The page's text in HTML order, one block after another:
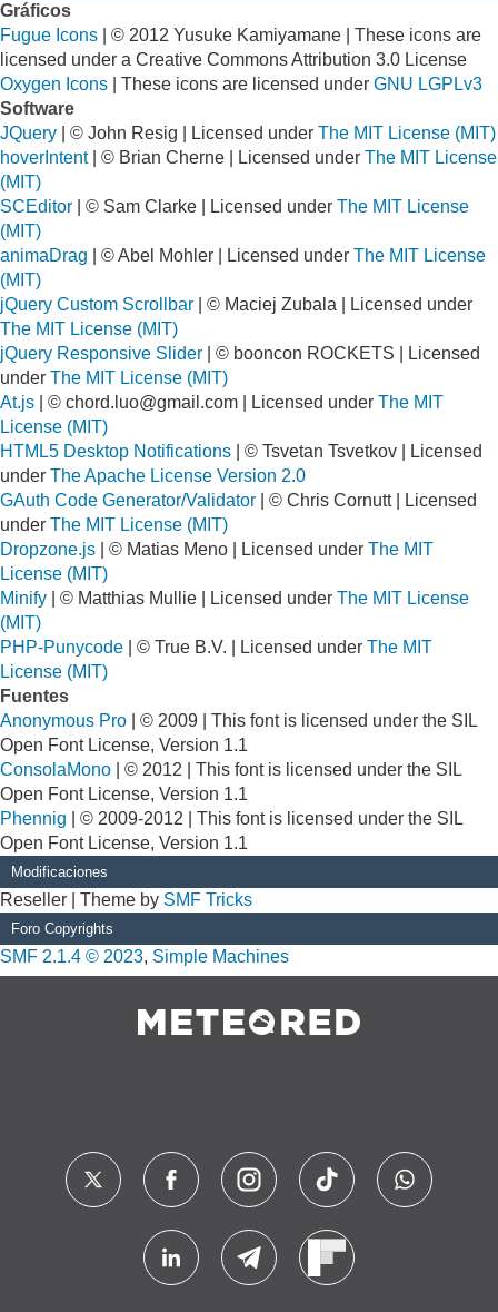
Gráficos
Fugue Icons | © 2012 Yusuke Kamiyamane | These icons are
licensed under a Creative Commons Attribution 3.0 License
Oxygen Icons | These icons are licensed under GNU LGPLv3
Software
JQuery | © John Resig | Licensed under The MIT License (MIT)
hoverIntent| © Brian Cherne | Licensed under The MIT License
(MIT)
SCEditor | © Sam Clarke | Licensed under The MIT License
(MIT)
animaDrag | © Abel Mohler | Licensed under The MIT License
(MIT)
jQuery Custom Scrollbar | © Maciej Zubala | Licensed under
The MIT License (MIT)
jQuery Responsive Slider | © booncon ROCKETS | Licensed
under The MIT License (MIT)
At.js | © chord.luo@gmail.com | Licensed under The MIT
License (MIT)
HTML5 Desktop Notifications | © Tsvetan Tsvetkov | Licensed
under The Apache License Version 2.0
GAuth Code Generator/Validator | © Chris Cornutt | Licensed
under The MIT License (MIT)
Dropzone.js | © Matias Meno | Licensed under The MIT
License (MIT)
Minify | © Matthias Mullie | Licensed under The MIT License
(MIT)
PHP-Punycode | © True B.V. | Licensed under The MIT
License (MIT)
Fuentes
Anonymous Pro | © 2009 | This font is licensed under the SIL
Open Font License, Version 1.1
ConsolaMono | © 2012 | This font is licensed under the SIL
Open Font License, Version 1.1
Phennig | © 2009-2012 | This font is licensed under the SIL
Open Font License, Version 1.1
Modificaciones
Reseller | Theme by SMF Tricks
Foro Copyrights
SMF 2.1.4 © 2023, Simple Machines